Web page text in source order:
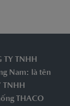
TNHH
Nam: là tên
TNHH
THACO